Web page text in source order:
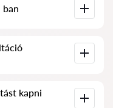
és cím.
ban
és nincs
és a
kapni